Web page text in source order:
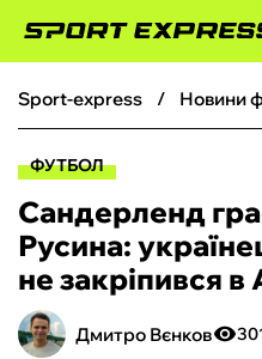
ФУТБОЛ
БОКС
ХОКЕЙ
sport-express новини
ФУТБОЛ
Сандерленд
Русина:
не закріпився в
Дмитро Вєнков